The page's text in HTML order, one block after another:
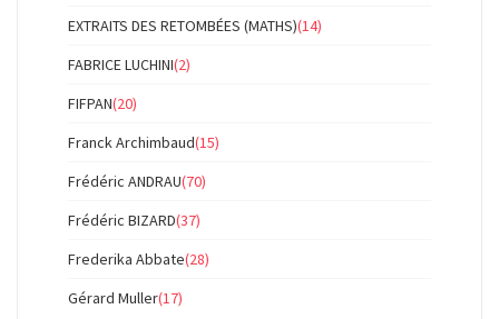
EXTRAITS DES RETOMBÉES (MATHS)(14)
FABRICE LUCHINI(2)
FIFPAN(20)
Franck Archimbaud(15)
Frédéric ANDRAU(70)
Frédéric BIZARD(37)
Frederika Abbate(28)
Gérard Muller(17)